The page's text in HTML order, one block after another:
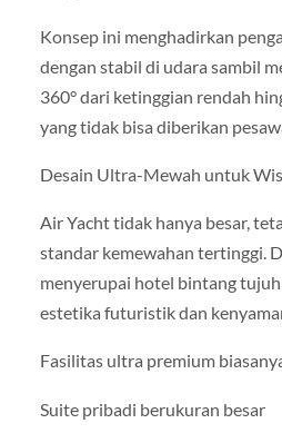
Konsep ini menghadirkan
dengan stabil di udara sambil
360° dari ketinggian rendah
yang tidak bisa diberikan
Desain Ultra-Mewah untuk
Air Yacht tidak hanya besar,
standar kemewahan tertinggi.
menyerupai hotel bintang
estetika futuristik dan
Fasilitas ultra premium
Suite pribadi berukuran besar